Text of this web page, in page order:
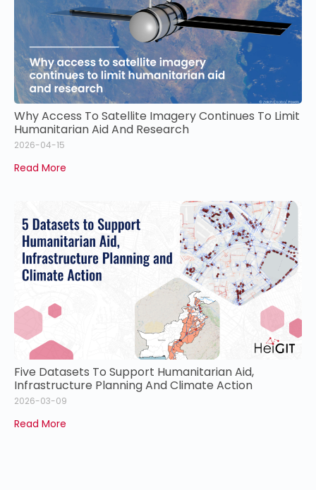
Why Access To Satellite Imagery Continues To Limit
Humanitarian Aid And Research
2026-04-15
Read More
Five Datasets To Support Humanitarian Aid,
Infrastructure Planning And Climate Action
2026-03-09
Read More